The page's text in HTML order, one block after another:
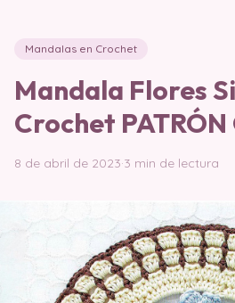
Mandalas en Crochet
Mandala Flores
Crochet PATRÓN
8 de abril de 2023·3 min de lectura